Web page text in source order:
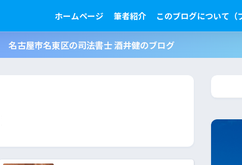
ホームページ 筆者紹介 このブログについて（
名古屋市名東区の司法書士 酒井健のブログ